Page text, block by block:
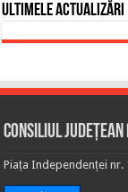
Ultimele actualizări
Consiliul
Piața Independenței nr.